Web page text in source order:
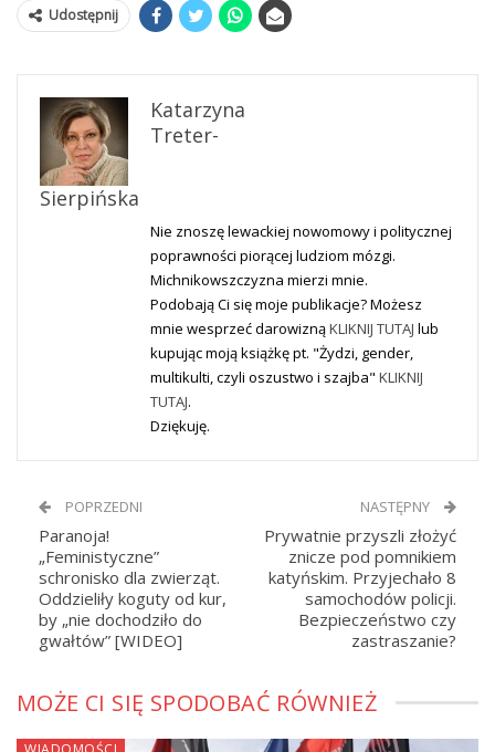
Udostępnij
Katarzyna
Treter-
Sierpińska
Nie znoszę lewackiej nowomowy i politycznej
poprawności piorącej ludziom mózgi.
Michnikowszczyzna mierzi mnie.
Podobają Ci się moje publikacje? Możesz
mnie wesprzeć darowiznąKLIKNIJ TUTAJ lub
kupując moją książkę pt. "Żydzi, gender,
multikulti, czyli oszustwo i szajba" KLIKNIJ
TUTAJ.
Dziękuję.
POPRZEDNI
Paranoja!
„Feministyczne”
schronisko dla zwierząt.
Oddzieliły koguty od kur,
by „nie dochodziło do
gwałtów” [WIDEO]
NASTĘPNY
Prywatnie przyszli złożyć
znicze pod pomnikiem
katyńskim. Przyjechało 8
samochodów policji.
Bezpieczeństwo czy
zastraszanie?
MOŻE CI SIĘ SPODOBAĆ RÓWNIEŻ